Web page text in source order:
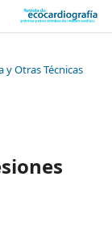
y Otras Técnicas